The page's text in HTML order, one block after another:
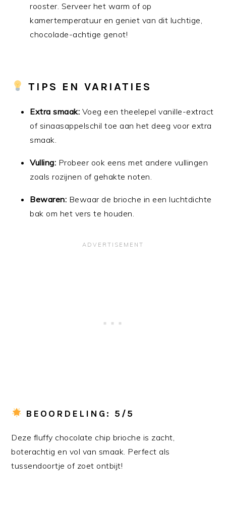
rooster. Serveer het warm of op
kamertemperatuur en geniet van dit luchtige,
chocolade-achtige genot!
TIPS EN VARIATIES
Extra smaak: Voeg een theelepel vanille-extract
of sinaasappelschil toe aan het deeg voor extra
smaak.
Vulling: Probeer ook eens met andere vullingen
zoals rozijnen of gehakte noten.
Bewaren: Bewaar de brioche in een luchtdichte
bak om het vers te houden.
BEOORDELING: 5/5
Deze fluffy chocolate chip brioche is zacht,
boterachtig en vol van smaak. Perfect als
tussendoortje of zoet ontbijt!